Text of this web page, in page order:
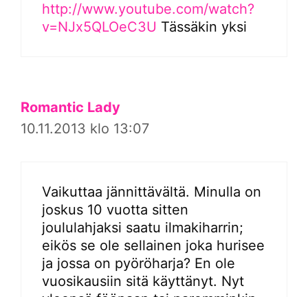
http://www.youtube.com/watch?
v=NJx5QLOeC3U Tässäkin yksi
Romantic Lady
10.11.2013 klo 13:07
Vaikuttaa jännittävältä. Minulla on
joskus 10 vuotta sitten
joululahjaksi saatu ilmakiharrin;
eikös se ole sellainen joka hurisee
ja jossa on pyöröharja? En ole
vuosikausiin sitä käyttänyt. Nyt